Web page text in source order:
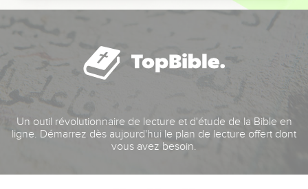
Un outil révolutionnaire de lecture et d'étude de la Bible en
ligne. Démarrez dès aujourd'hui le plan de lecture offert dont
vous avez besoin.